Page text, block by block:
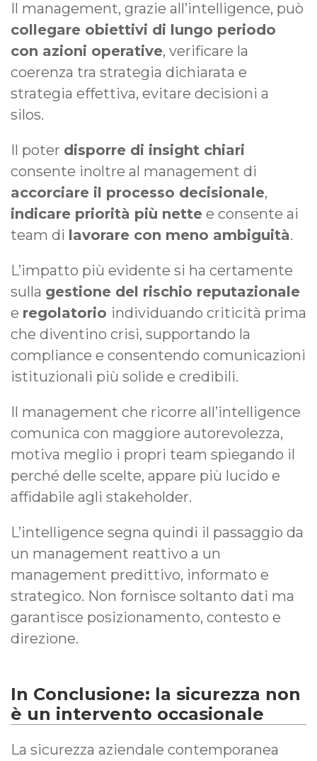
Il management, grazie all’intelligence, può
collegare obiettivi di lungo periodo
con azioni operative, verificare la
coerenza tra strategia dichiarata e
strategia effettiva, evitare decisioni a
silos.
Il poter disporre di insight chiari
consente inoltre al management di
accorciare il processo decisionale,
indicare priorità più nette e consente ai
team di lavorare con meno ambiguità.
L’impatto più evidente si ha certamente
sulla gestione del rischio reputazionale
e regolatorio individuando criticità prima
che diventino crisi, supportando la
compliance e consentendo comunicazioni
istituzionali più solide e credibili.
Il management che ricorre all’intelligence
comunica con maggiore autorevolezza,
motiva meglio i propri team spiegando il
perché delle scelte, appare più lucido e
affidabile agli stakeholder.
L’intelligence segna quindi il passaggio da
un management reattivo a un
management predittivo, informato e
strategico. Non fornisce soltanto dati ma
garantisce posizionamento, contesto e
direzione.
In Conclusione: la sicurezza non
è un intervento occasionale
La sicurezza aziendale contemporanea